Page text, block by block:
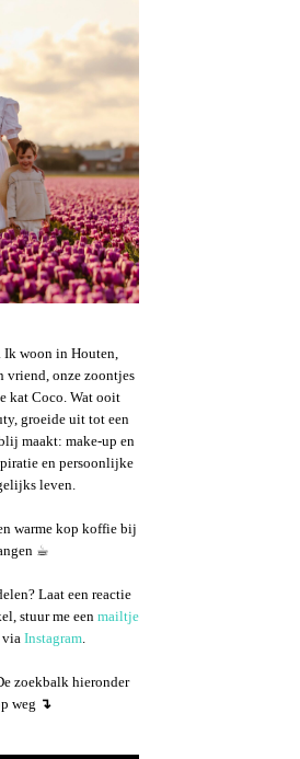
Ik woon in Houten,
vriend, onze zoontjes
kat Coco. Wat ooit
groeide uit tot een
maakt: make-up en
en persoonlijke
leven.
warme kop koffie bij
☕︎
Laat een reactie
stuur me een mailtje
via Instagram.
zoekbalk hieronder
weg ↴